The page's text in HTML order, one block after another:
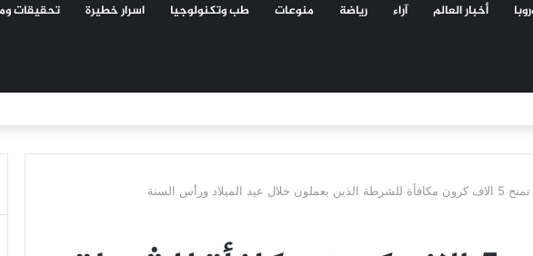
أخبار العالم آراء رياضة منوعات طب وتكنولوجيا اسرار خطيرة تحقيقات
خلال عيد الميلاد ورأس السنة